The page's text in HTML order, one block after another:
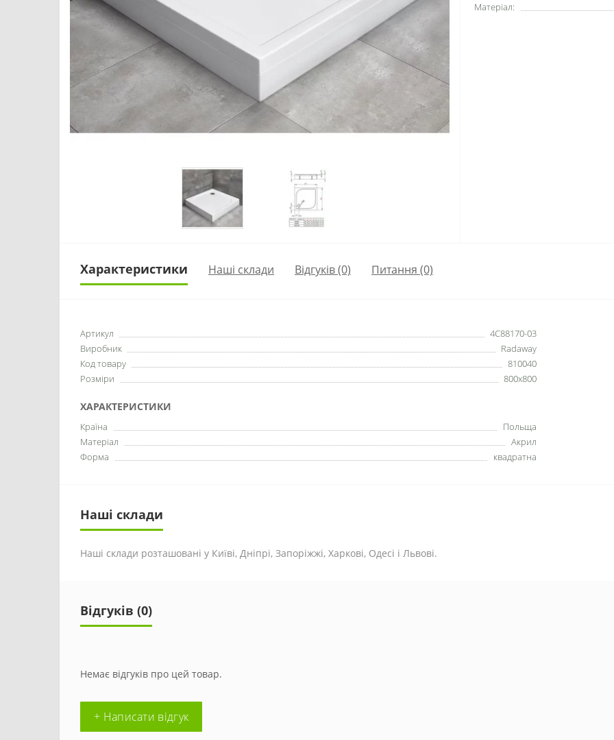
Матеріал:
Характеристики Наші склади Відгуків (0) Питання (0)
Артикул
4C88170-03
Виробник
Radaway
Код товару
810040
Розміри
800x800
ХАРАКТЕРИСТИКИ
Країна
Польща
Матеріал
Акрил
Форма
квадратна
Наші склади
Наші склади розташовані у Київі, Дніпрі, Запоріжжі, Харкові, Одесі і Львові.
Відгуків (0)
Немає відгуків про цей товар.
+ Написати відгук